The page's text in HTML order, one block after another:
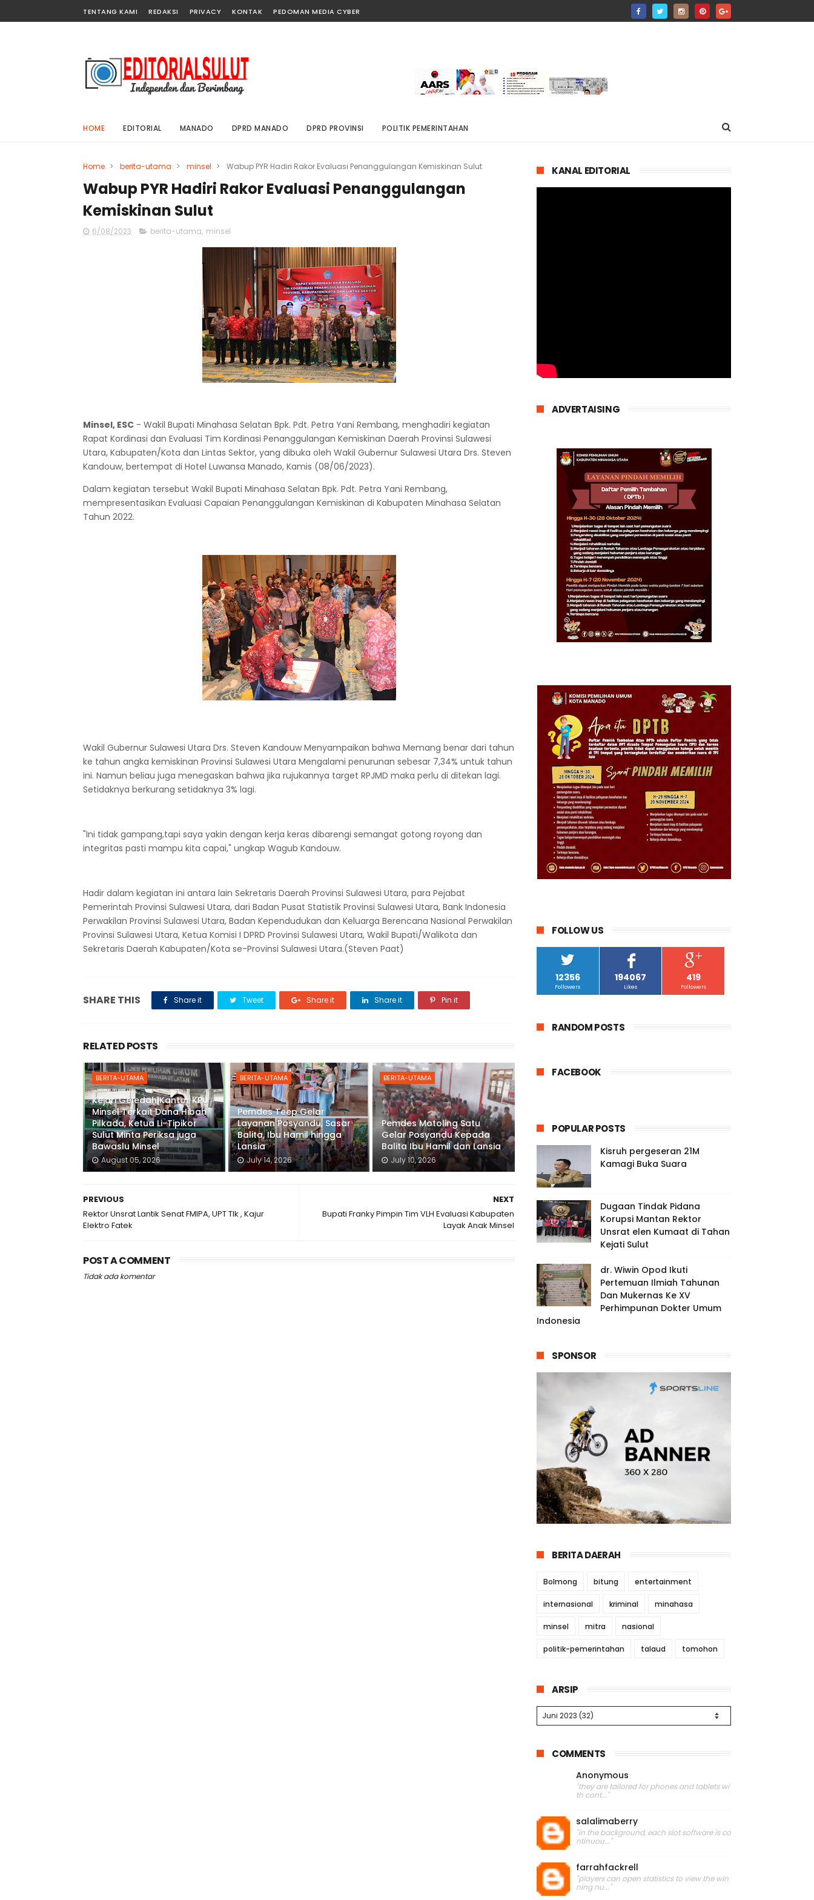
TENTANG KAMI REDAKSI PRIVACY KONTAK PEDOMAN MEDIA CYBER
HOME EDITORIAL MANADO DPRD MANADO DPRD PROVINSI POLITIK PEMERINTAHAN
Home > berita-utama > minsel > Wabup PYR Hadiri Rakor Evaluasi Penanggulangan Kemiskinan Sulut
Wabup PYR Hadiri Rakor Evaluasi Penanggulangan
Kemiskinan Sulut
6/08/2023 berita-utama, minsel
Minsel, ESC - Wakil Bupati Minahasa Selatan Bpk. Pdt. Petra Yani Rembang, menghadiri kegiatan
Rapat Kordinasi dan Evaluasi Tim Kordinasi Penanggulangan Kemiskinan Daerah Provinsi Sulawesi
Utara, Kabupaten/Kota dan Lintas Sektor, yang dibuka oleh Wakil Gubernur Sulawesi Utara Drs. Steven
Kandouw, bertempat di Hotel Luwansa Manado, Kamis (08/06/2023).
Dalam kegiatan tersebut Wakil Bupati Minahasa Selatan Bpk. Pdt. Petra Yani Rembang,
mempresentasikan Evaluasi Capaian Penanggulangan Kemiskinan di Kabupaten Minahasa Selatan
Tahun 2022.
Wakil Gubernur Sulawesi Utara Drs. Steven Kandouw Menyampaikan bahwa Memang benar dari tahun
ke tahun angka kemiskinan Provinsi Sulawesi Utara Mengalami penurunan sebesar 7,34% untuk tahun
ini. Namun beliau juga menegaskan bahwa jika rujukannya target RPJMD maka perlu di ditekan lagi.
Setidaknya berkurang setidaknya 3% lagi.
"Ini tidak gampang,tapi saya yakin dengan kerja keras dibarengi semangat gotong royong dan
integritas pasti mampu kita capai," ungkap Wagub Kandouw.
Hadir dalam kegiatan ini antara lain Sekretaris Daerah Provinsi Sulawesi Utara, para Pejabat
Pemerintah Provinsi Sulawesi Utara, dari Badan Pusat Statistik Provinsi Sulawesi Utara, Bank Indonesia
Perwakilan Provinsi Sulawesi Utara, Badan Kependudukan dan Keluarga Berencana Nasional Perwakilan
Provinsi Sulawesi Utara, Ketua Komisi I DPRD Provinsi Sulawesi Utara, Wakil Bupati/Walikota dan
Sekretaris Daerah Kabupaten/Kota se-Provinsi Sulawesi Utara.(Steven Paat)
SHARE THIS Share it Tweet Share it Share it Pin it
RELATED POSTS
BERITA-UTAMA
Kejari Geledah Kantor KPU
Minsel Terkait Dana Hibah
Pilkada, Ketua Li-Tipikor
Sulut Minta Periksa juga
Bawaslu Minsel
August 05, 2026
BERITA-UTAMA
Pemdes Teep Gelar
Layanan Posyandu, Sasar
Balita, Ibu Hamil hingga
Lansia
July 14, 2026
BERITA-UTAMA
Pemdes Motoling Satu
Gelar Posyandu Kepada
Balita Ibu Hamil dan Lansia
July 10, 2026
NEXT
Bupati Franky Pimpin Tim VLH Evaluasi Kabupaten
Layak Anak Minsel
PREVIOUS
Rektor Unsrat Lantik Senat FMIPA, UPT TIk , Kajur
Elektro Fatek
POST A COMMENT
Tidak ada komentar
KANAL EDITORIAL
ADVERTAISING
FOLLOW US
12356
Followers
194067
Likes
419
Followers
RANDOM POSTS
FACEBOOK
POPULAR POSTS
Kisruh pergeseran 21M
Kamagi Buka Suara
Dugaan Tindak Pidana
Korupsi Mantan Rektor
Unsrat elen Kumaat di Tahan
Kejati Sulut
dr. Wiwin Opod Ikuti
Pertemuan Ilmiah Tahunan
Dan Mukernas Ke XV
Perhimpunan Dokter Umum
Indonesia
SPONSOR
BERITA DAERAH
Bolmong bitung entertainment
internasional kriminal minahasa
minsel mitra nasional
politik-pemerintahan talaud tomohon
ARSIP
COMMENTS
Anonymous
"they are tailored for phones and tablets wi
th cont..."
salalimaberry
"in the background, each slot software is co
ntinuou..."
farrahfackrell
"players can open statistics to view the win
ning nu..."